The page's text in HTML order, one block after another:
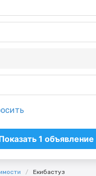
1 объявление
Екибастуз